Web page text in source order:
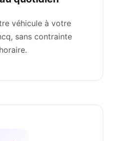
véhicule à votre
sans contrainte